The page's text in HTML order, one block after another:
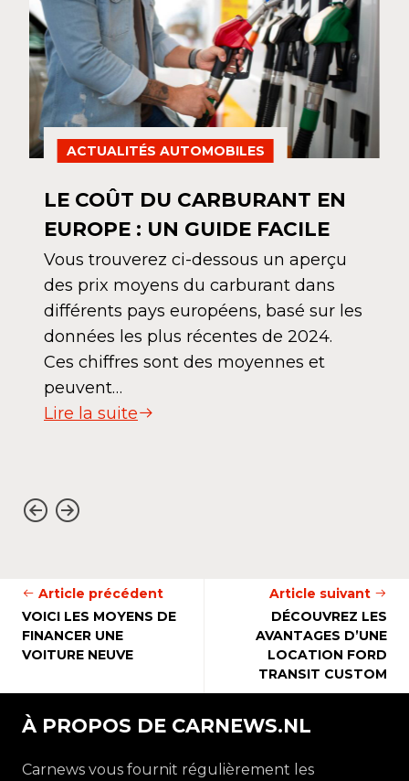
ACTUALITÉS AUTOMOBILES
LE COÛT DU CARBURANT EN
EUROPE : UN GUIDE FACILE
Vous trouverez ci-dessous un aperçu
des prix moyens du carburant dans
différents pays européens, basé sur les
données les plus récentes de 2024.
Ces chiffres sont des moyennes et
peuvent…
Lire la suite
Article précédent
VOICI LES MOYENS DE
FINANCER UNE
VOITURE NEUVE
Article suivant
DÉCOUVREZ LES
AVANTAGES D’UNE
LOCATION FORD
TRANSIT CUSTOM
À PROPOS DE CARNEWS.NL
Carnews vous fournit régulièrement les